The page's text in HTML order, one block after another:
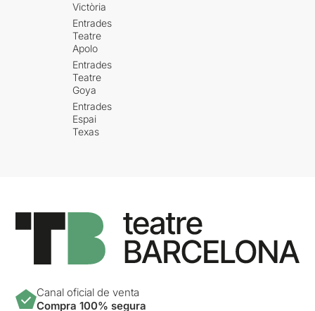
Victòria
Entrades
Teatre
Apolo
Entrades
Teatre
Goya
Entrades
Espai
Texas
Canal oficial de venta
Compra 100% segura